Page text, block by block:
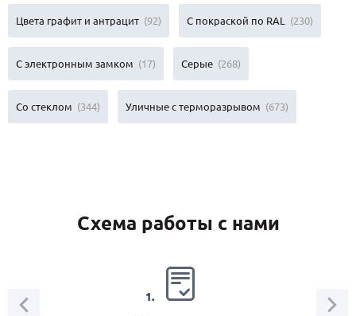
Цвета графит и антрацит (92) С покраской по RAL (230)
С электронным замком (17) Серые (268)
Со стеклом (344) Уличные с терморазрывом (673)
Схема работы с нами
1.